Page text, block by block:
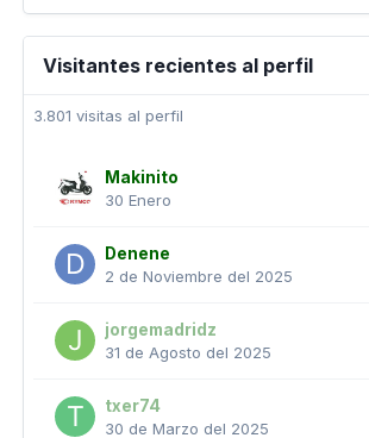
Visitantes recientes al perfil
3.801 visitas al perfil
Makinito
30 Enero
Denene
2 de Noviembre del 2025
jorgemadridz
31 de Agosto del 2025
txer74
30 de Marzo del 2025